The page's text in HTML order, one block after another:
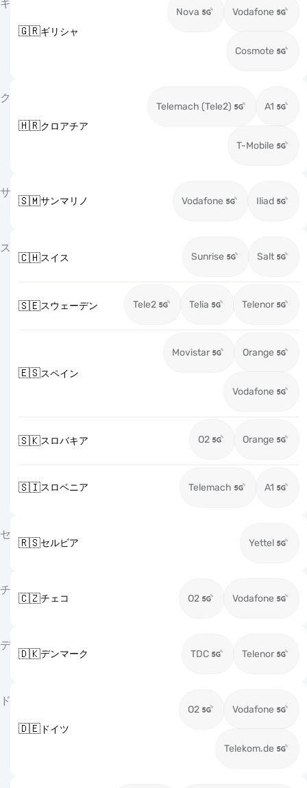
ギ
🇬🇷ギリシャ
Nova Vodafone
Cosmote
ク
🇭🇷クロアチア
Telemach (Tele2) A1
T-Mobile
サ
🇸🇲サンマリノ Vodafone Iliad
ス
🇨🇭スイス Sunrise Salt
🇸🇪スウェーデン Tele2 Telia Telenor
🇪🇸スペイン
Movistar Orange
Vodafone
🇸🇰スロバキア O2 Orange
🇸🇮スロベニア Telemach A1
セ
🇷🇸セルビア Yettel
チ
🇨🇿チェコ O2 Vodafone
デ
🇩🇰デンマーク TDC Telenor
ド
🇩🇪ドイツ
O2 Vodafone
Telekom.de